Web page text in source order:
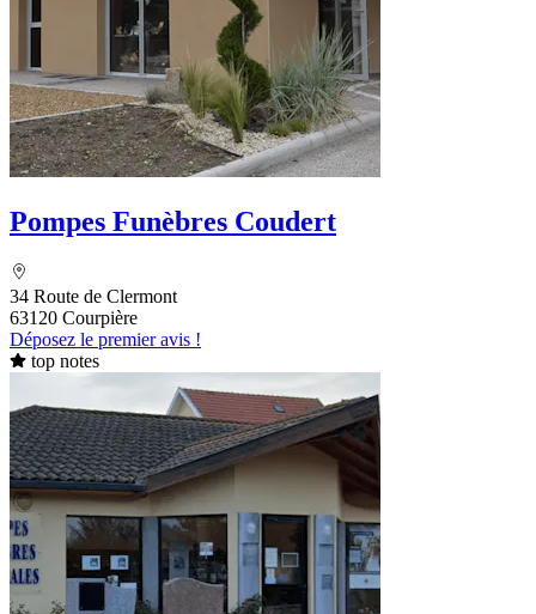
Pompes Funèbres Coudert
34 Route de Clermont
63120 Courpière
Déposez le premier avis !
top notes